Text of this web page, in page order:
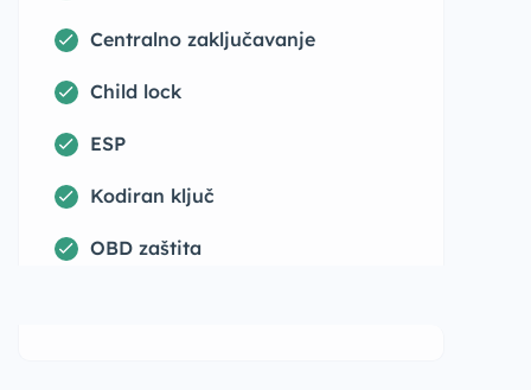
Centralno zaključavanje
Child lock
ESP
Kodiran ključ
OBD zaštita